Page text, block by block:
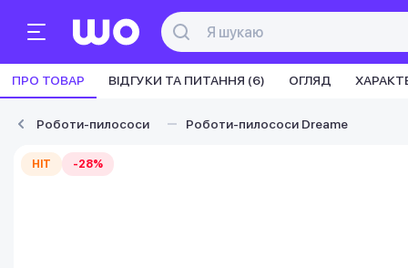
ПРО ТОВАР ВІДГУКИ ТА ПИТАННЯ (6) ОГЛЯД
Роботи-пилососи Роботи-пилососи Dreame
HIT -28%